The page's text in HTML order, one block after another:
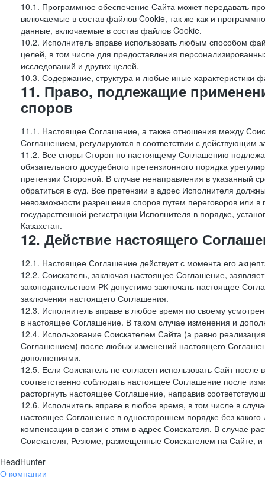
10.1. Программное обеспечение Сайта может передавать
включаемые в состав файлов Cookie, так же как и
данные, включаемые в состав файлов Cookie.
10.2. Исполнитель вправе использовать любым способом
целей, в том числе для предоставления
исследований и других целей.
10.3. Содержание, структура и любые иные
11. Право, подлежащие
споров
11.1. Настоящее Соглашение, а также отношения между
Соглашением, регулируются в соответствии с действующим
11.2. Все споры Сторон по настоящему Соглашению
обязательного досудебного претензионного порядка
претензии Стороной. В случае ненаправления в указанный
обратиться в суд. Все претензии в адрес Исполнителя
невозможности разрешения споров путем переговоров или
государственной регистрации Исполнителя в порядке,
Казахстан.
12. Действие настоящего
12.1. Настоящее Соглашение действует с момента его
12.2. Соискатель, заключая настоящее Соглашение,
законодательством РК допустимо заключать настоящее
заключения настоящего Соглашения.
12.3. Исполнитель вправе в любое время по своему
в настоящее Соглашение. В таком случае изменения и
12.4. Использование Соискателем Сайта (а равно
Соглашением) после любых изменений настоящего
дополнениями.
12.5. Если Соискатель не согласен использовать Сайт
соответственно соблюдать настоящее Соглашение после
расторгнуть настоящее Соглашение, направив
12.6. Исполнитель вправе в любое время, в том числе в
настоящее Соглашение в одностороннем порядке без
компенсации в связи с этим в адрес Соискателя. В случае
Соискателя, Резюме, размещенные Соискателем на Сайте,
HeadHunter
О компании